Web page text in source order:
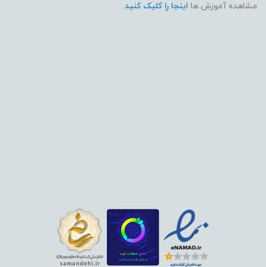
مشاهده آموزش ها اینجا را کلیک کنید.